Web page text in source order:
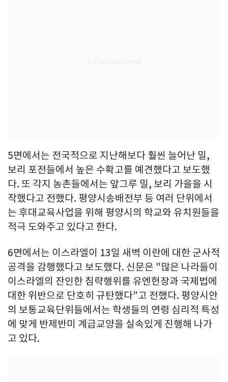
5면에서는 전국적으로 지난해보다 훨씬 늘어난 밀,
보리 포전들에서 높은 수확고를 예견했다고 보도했
다. 또 각지 농촌들에서는 앞그루 밀, 보리 가을을 시
작했다고 전했다. 평양시송배전부 등 여러 단위에서
는 후대교육사업을 위해 평양시의 학교와 유치원들을
적극 도와주고 있다고 한다.
6면에서는 이스라엘이 13일 새벽 이란에 대한 군사적
공격을 감행했다고 보도했다. 신문은 "많은 나라들이
이스라엘의 잔인한 침략행위를 유엔헌장과 국제법에
대한 위반으로 단호히 규탄했다"고 전했다. 평양시안
의 보통교육단위들에서는 학생들의 연령 심리적 특성
에 맞게 반제반미 계급교양을 실속있게 진행해 나가
고 있다.